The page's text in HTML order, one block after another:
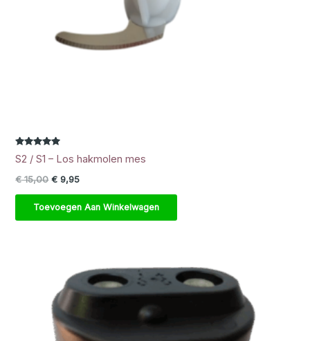
Gewaardeerd
5.00
S2 / S1 – Los hakmolen mes
€15,00 Oorspronkelijke prijs was: € 15,00.
€ 9,95Huidige prijs is: € 9,95.
Toevoegen Aan Winkelwagen